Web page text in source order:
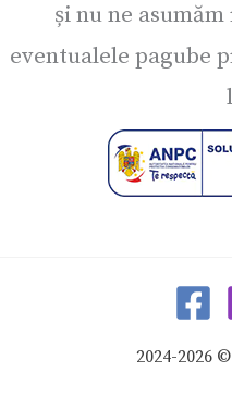
și nu ne
eventualele pagube
2024-2026